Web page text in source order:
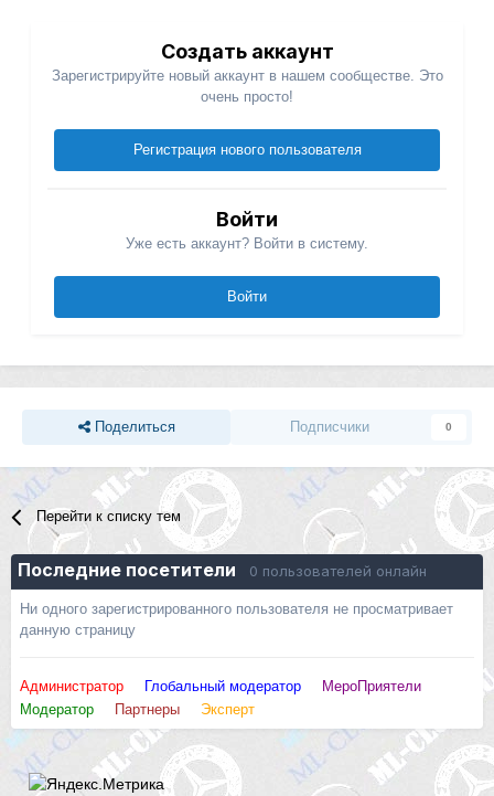
Создать аккаунт
Зарегистрируйте новый аккаунт в нашем сообществе. Это
очень просто!
Регистрация нового пользователя
Войти
Уже есть аккаунт? Войти в систему.
Войти
Поделиться Подписчики 0
Перейти к списку тем
Последние посетители 0 пользователей онлайн
Ни одного зарегистрированного пользователя не просматривает
данную страницу
Администратор Глобальный модератор
МероПриятели
Модератор
Партнеры Эксперт